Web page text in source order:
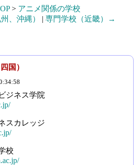
> アニメ関係の学校
、沖縄）
| 専門学校（近畿）→
国）
ジネス学院
スカレッジ
校